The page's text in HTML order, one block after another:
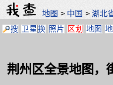
地图 > 中国 >湖北
搜 卫星换 照片 区划 地图
荆州区全景地图，